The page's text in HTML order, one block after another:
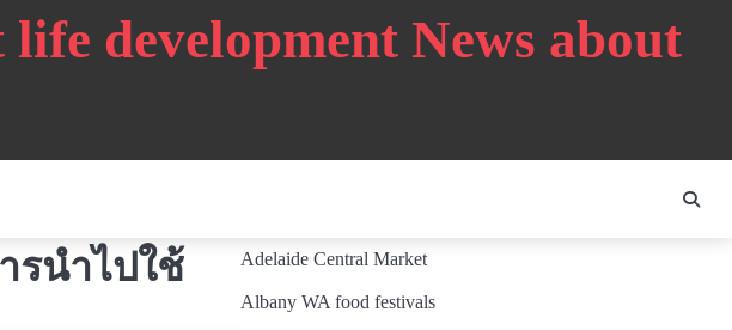
development News about
รนำไปใช้ Adelaide Central Market
Albany WA food festivals